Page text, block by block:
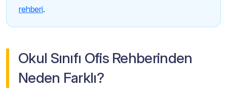
rehberi.
Okul Sınıfı Ofis Rehberinden
Neden Farklı?